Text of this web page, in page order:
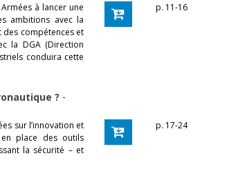
à lancer une
ambitions avec la
des compétences et
la DGA (Direction
conduira cette
p. 11-16
? -
sur l’innovation et
place des outils
la sécurité – et
p. 17-24